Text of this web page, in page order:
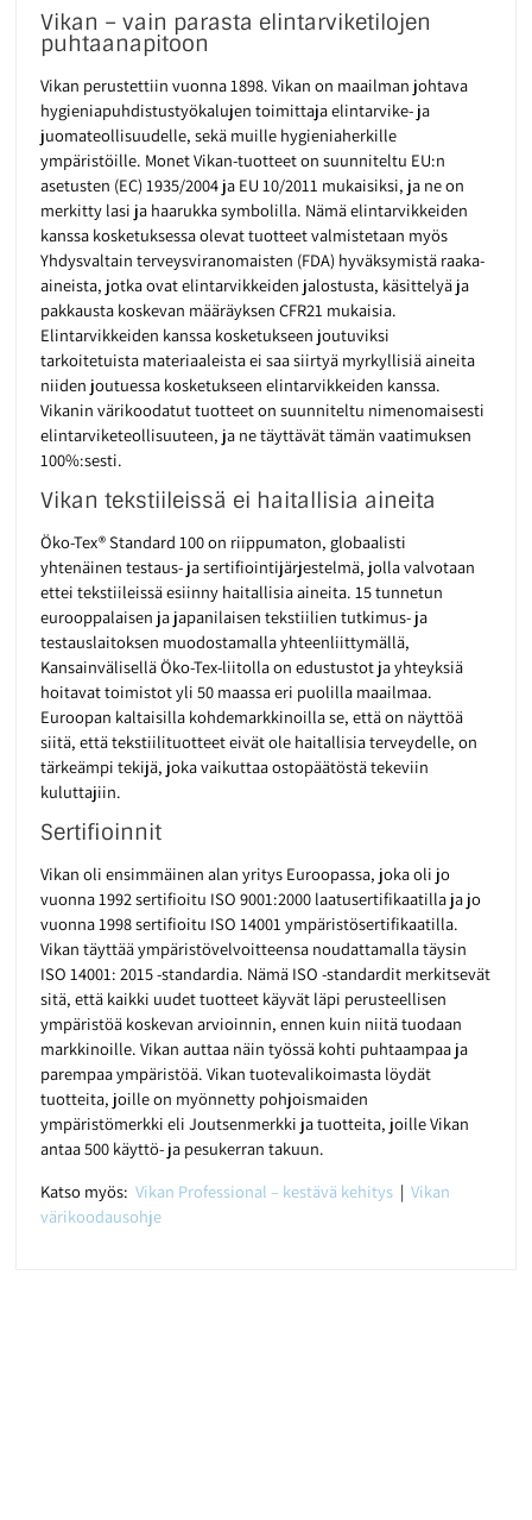
Vikan – vain parasta elintarviketilojen
puhtaanapitoon
Vikan perustettiin vuonna 1898. Vikan on maailman johtava
hygieniapuhdistustyökalujen toimittaja elintarvike- ja
juomateollisuudelle, sekä muille hygieniaherkille
ympäristöille. Monet Vikan-tuotteet on suunniteltu EU:n
asetusten (EC) 1935/2004 ja EU 10/2011 mukaisiksi, ja ne on
merkitty lasi ja haarukka symbolilla. Nämä elintarvikkeiden
kanssa kosketuksessa olevat tuotteet valmistetaan myös
Yhdysvaltain terveysviranomaisten (FDA) hyväksymistä raaka-
aineista, jotka ovat elintarvikkeiden jalostusta, käsittelyä ja
pakkausta koskevan määräyksen CFR21 mukaisia.
Elintarvikkeiden kanssa kosketukseen joutuviksi
tarkoitetuista materiaaleista ei saa siirtyä myrkyllisiä aineita
niiden joutuessa kosketukseen elintarvikkeiden kanssa.
Vikanin värikoodatut tuotteet on suunniteltu nimenomaisesti
elintarviketeollisuuteen, ja ne täyttävät tämän vaatimuksen
100%:sesti.
Vikan tekstiileissä ei haitallisia aineita
Öko-Tex® Standard 100 on riippumaton, globaalisti
yhtenäinen testaus- ja sertifiointijärjestelmä, jolla valvotaan
ettei tekstiileissä esiinny haitallisia aineita. 15 tunnetun
eurooppalaisen ja japanilaisen tekstiilien tutkimus- ja
testauslaitoksen muodostamalla yhteenliittymällä,
Kansainvälisellä Öko-Tex-liitolla on edustustot ja yhteyksiä
hoitavat toimistot yli 50 maassa eri puolilla maailmaa.
Euroopan kaltaisilla kohdemarkkinoilla se, että on näyttöä
siitä, että tekstiilituotteet eivät ole haitallisia terveydelle, on
tärkeämpi tekijä, joka vaikuttaa ostopäätöstä tekeviin
kuluttajiin.
Sertifioinnit
Vikan oli ensimmäinen alan yritys Euroopassa, joka oli jo
vuonna 1992 sertifioitu ISO 9001:2000 laatusertifikaatilla ja jo
vuonna 1998 sertifioitu ISO 14001 ympäristösertifikaatilla.
Vikan täyttää ympäristövelvoitteensa noudattamalla täysin
ISO 14001: 2015 -standardia. Nämä ISO -standardit merkitsevät
sitä, että kaikki uudet tuotteet käyvät läpi perusteellisen
ympäristöä koskevan arvioinnin, ennen kuin niitä tuodaan
markkinoille. Vikan auttaa näin työssä kohti puhtaampaa ja
parempaa ympäristöä. Vikan tuotevalikoimasta löydät
tuotteita, joille on myönnetty pohjoismaiden
ympäristömerkki eli Joutsenmerkki ja tuotteita, joille Vikan
antaa 500 käyttö- ja pesukerran takuun.
Katso myös:Vikan Professional – kestävä kehitys | Vikan
värikoodausohje